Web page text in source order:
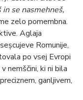
in se nasmehneš,
zelo pomembna.
Aglaja
Romunije,
po vsej Evropi
nemščini, ki ni bila
ganljivem,